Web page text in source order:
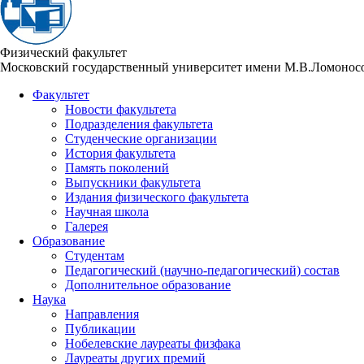
Физический факультет
Московский государственный университет имени
Факультет
Новости факультета
Подразделения факультета
Студенческие организации
История факультета
Память поколений
Выпускники факультета
Издания физического факультета
Научная школа
Галерея
Образование
Студентам
Педагогический (научно-педагогический) состав
Дополнительное образование
Наука
Направления
Публикации
Нобелевские лауреаты физфака
Лауреаты других премий